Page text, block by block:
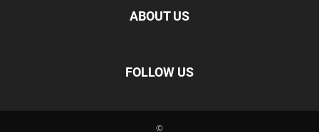
ABOUT US
FOLLOW US
©